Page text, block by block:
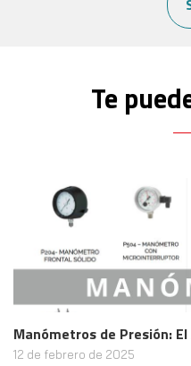
Te
Manómetros de Presión:
12 de febrero de 2025